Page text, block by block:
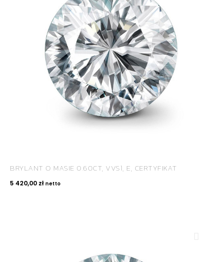
BRYLANT O MASIE 0.60CT, VVS1, E, CERTYFIKAT
5 420,00 zł netto